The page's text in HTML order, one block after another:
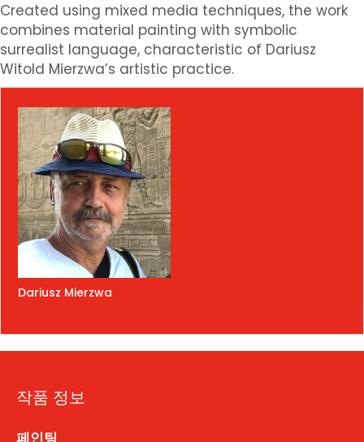
Created using mixed media techniques, the work
combines material painting with symbolic
surrealist language, characteristic of Dariusz
Witold Mierzwa’s artistic practice.
Dariusz Mierzwa
작품 정보